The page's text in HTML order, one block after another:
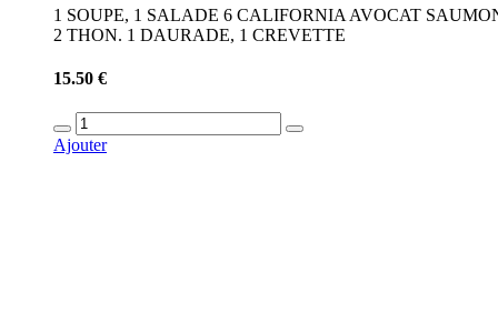
1 SOUPE, 1 SALADE 6 CALIFORNIA AVOCAT
2 THON. 1 DAURADE, 1 CREVETTE
15.50 €
Ajouter